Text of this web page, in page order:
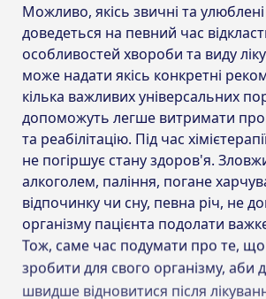
Можливо, якісь звичні та
доведеться на певний час
особливостей хвороби та виду
може надати якісь конкретні
кілька важливих універсальних
допоможуть легше витримати
та реабілітацію. Під час
не погіршує стану здоров'я.
алкоголем, паління, погане
відпочинку чи сну, певна річ, не
організму пацієнта подолати
Тож, саме час подумати про те,
зробити для свого організму,
швидше відновитися після